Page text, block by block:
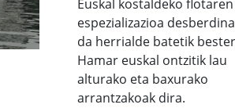
Euskal kostaldeko flotaren
espezializazioa desberdina
da herrialde batetik
Hamar euskal ontzitik lau
alturako eta baxurako
arrantzakoak dira.